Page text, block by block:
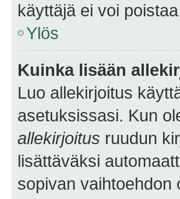
käyttäjä ei voi
Ylös
Kuinka lisään
Luo allekirjoitus
asetuksissasi. Kun
allekirjoitus ruudun
lisättäväksi
sopivan vaihtoehdon